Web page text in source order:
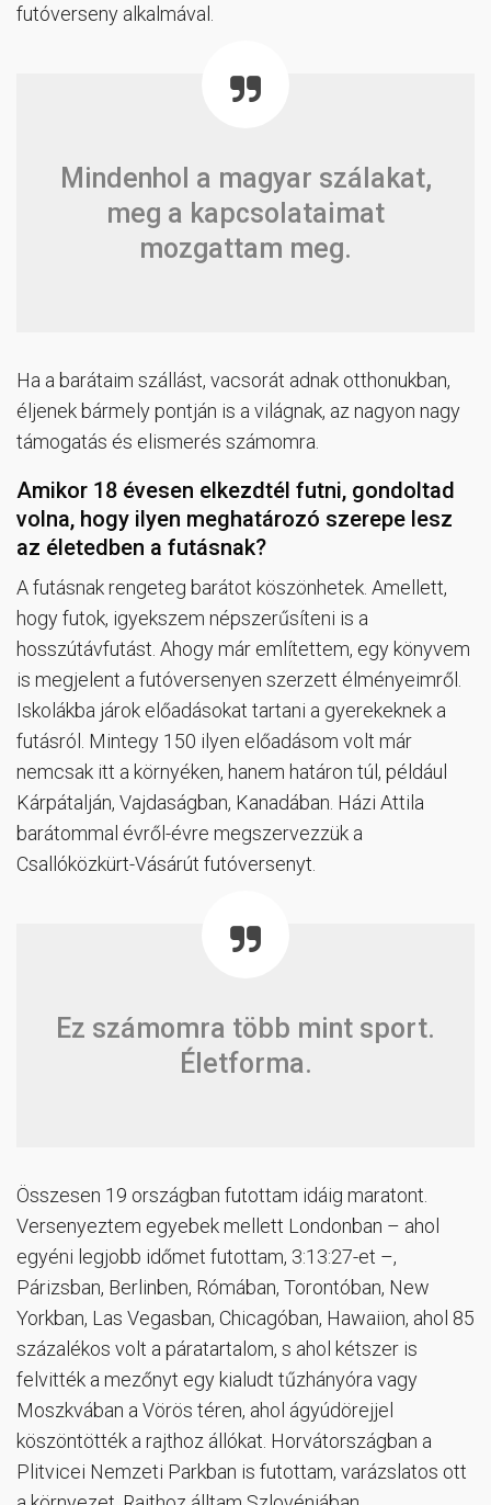
futóverseny alkalmával.
Mindenhol a magyar szálakat,
meg a kapcsolataimat
mozgattam meg.
Ha a barátaim szállást, vacsorát adnak otthonukban,
éljenek bármely pontján is a világnak, az nagyon nagy
támogatás és elismerés számomra.
Amikor 18 évesen elkezdtél futni, gondoltad
volna, hogy ilyen meghatározó szerepe lesz
az életedben a futásnak?
A futásnak rengeteg barátot köszönhetek. Amellett,
hogy futok, igyekszem népszerűsíteni is a
hosszútávfutást. Ahogy már említettem, egy könyvem
is megjelent a futóversenyen szerzett élményeimről.
Iskolákba járok előadásokat tartani a gyerekeknek a
futásról. Mintegy 150 ilyen előadásom volt már
nemcsak itt a környéken, hanem határon túl, például
Kárpátalján, Vajdaságban, Kanadában. Házi Attila
barátommal évről-évre megszervezzük a
Csallóközkürt-Vásárút futóversenyt.
Ez számomra több mint sport.
Életforma.
Összesen 19 országban futottam idáig maratont.
Versenyeztem egyebek mellett Londonban – ahol
egyéni legjobb időmet futottam, 3:13:27-et –,
Párizsban, Berlinben, Rómában, Torontóban, New
Yorkban, Las Vegasban, Chicagóban, Hawaiion, ahol 85
százalékos volt a páratartalom, s ahol kétszer is
felvitték a mezőnyt egy kialudt tűzhányóra vagy
Moszkvában a Vörös téren, ahol ágyúdörejjel
köszöntötték a rajthoz állókat. Horvátországban a
Plitvicei Nemzeti Parkban is futottam, varázslatos ott